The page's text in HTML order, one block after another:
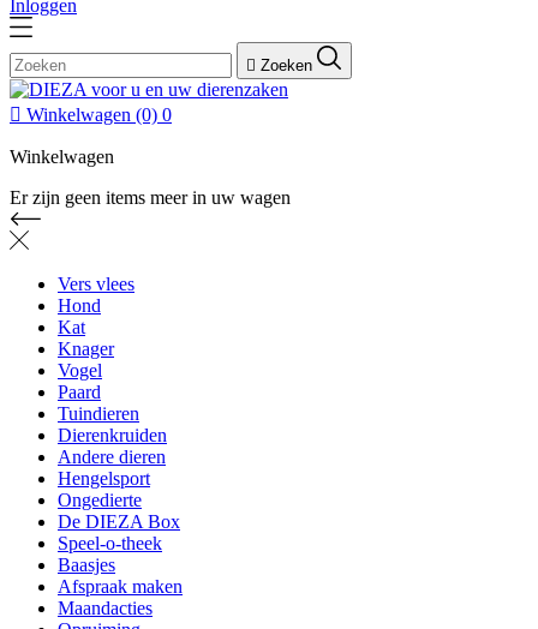
Inloggen
 Zoeken
 Winkelwagen (0) 0
Winkelwagen
Er zijn geen items meer in uw wagen
Vers vlees
Hond
Kat
Knager
Vogel
Paard
Tuindieren
Dierenkruiden
Andere dieren
Hengelsport
Ongedierte
De DIEZA Box
Speel-o-theek
Baasjes
Afspraak maken
Maandacties